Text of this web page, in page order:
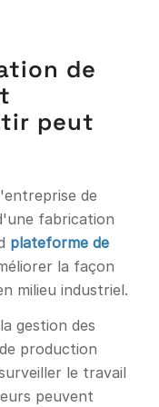
de
peut
de
fabrication
plateforme de
la façon
milieu industriel.
gestion des
production
le travail
peuvent